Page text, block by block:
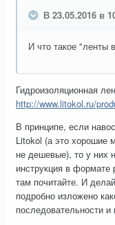
В 23.05.2016 в
И что такое "ленты
Гидроизоляционная
http://www.litokol.ru/
В принципе, если
Litokol (а это хорошие
не дешевые), то у них
инструкция в
там почитайте. И
подробно изложено
последовательности и